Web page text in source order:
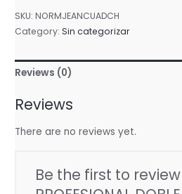
JEAN
BOOK
HOJAS
CUADRO
SKU:NORMJEANCUADCH
Category:Sin categorizar
Reviews (0)
Reviews
There are no reviews yet.
Be the first to review